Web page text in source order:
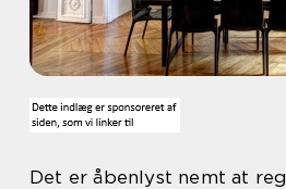
Det er åbenlyst nemt at